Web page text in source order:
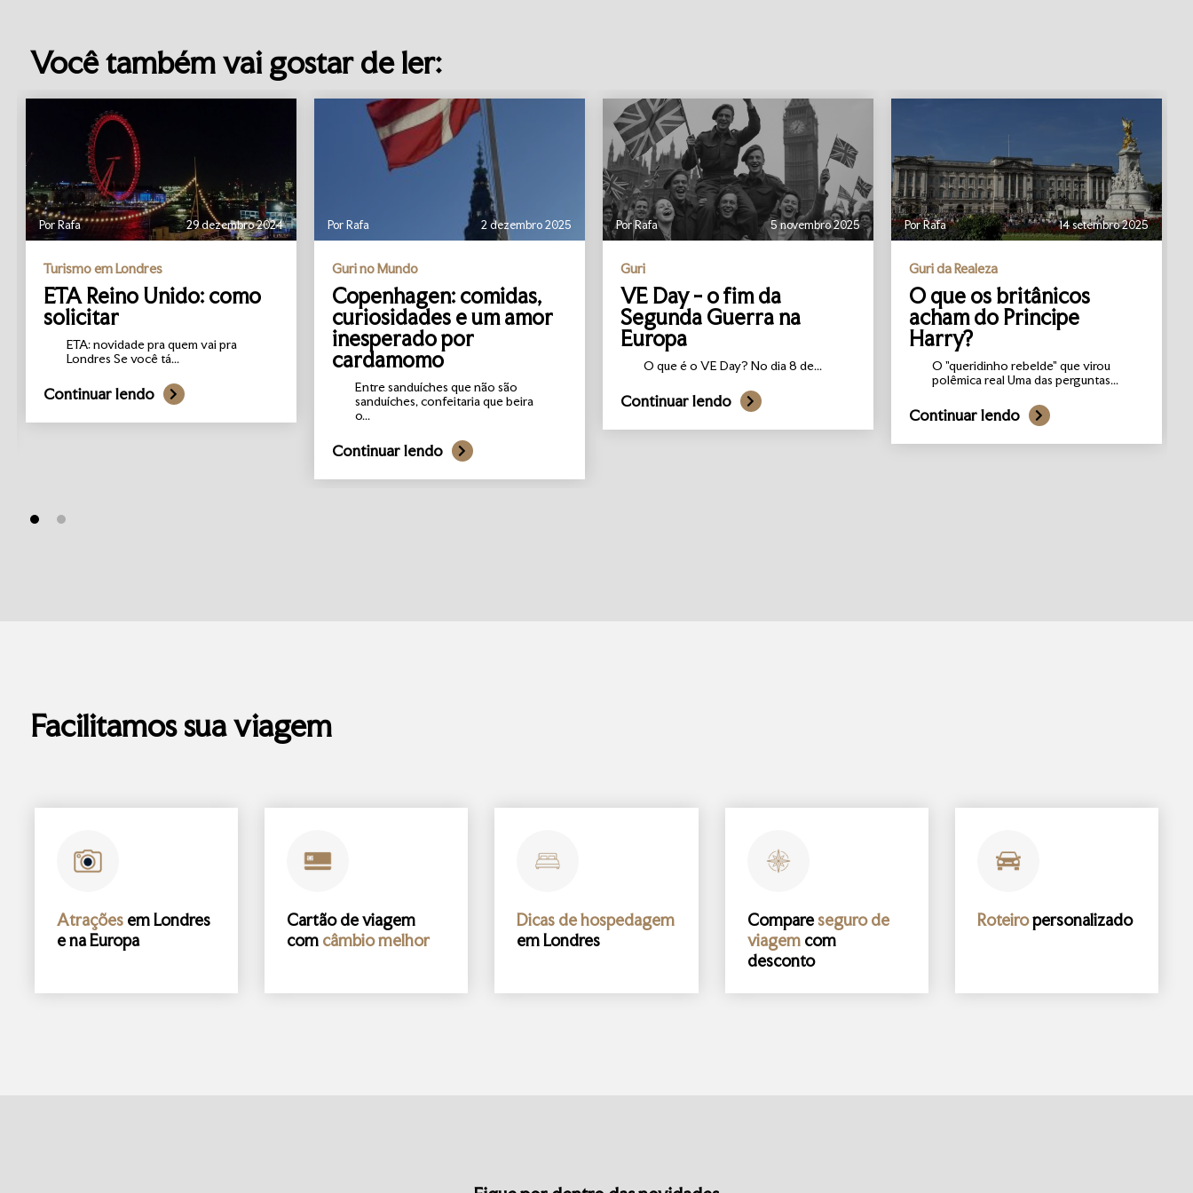
Você também vai gostar de ler:
Por Rafa 29 dezembro 2024
Turismo em Londres
ETA Reino Unido: como
solicitar
ETA: novidade pra quem vai pra
Londres Se você tá...
Continuar lendo
Por Rafa 2 dezembro 2025
Guri no Mundo
Copenhagen: comidas,
curiosidades e um amor
inesperado por
cardamomo
Entre sanduíches que não são
sanduíches, confeitaria que beira
o...
Continuar lendo
Por Rafa 5 novembro 2025
Guri
VE Day - o fim da
Segunda Guerra na
Europa
O que é o VE Day? No dia 8 de...
Continuar lendo
Por Rafa 14 setembro 2025
Guri da Realeza
O que os britânicos
acham do Principe
Harry?
O "queridinho rebelde" que virou
polêmica real Uma das perguntas...
Continuar lendo
Facilitamos sua viagem
Atraçõesem Londres
e na Europa
Cartão de viagem
com câmbio melhor
Dicas de hospedagem
em Londres
Compareseguro de
viagemcom
desconto
Roteiropersonalizado